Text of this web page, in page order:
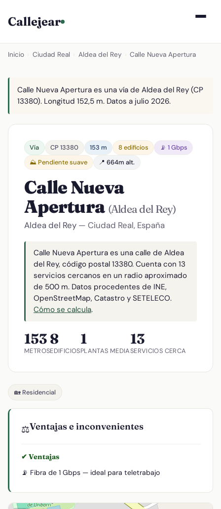
Callejear
Inicio Ciudad Real Aldea del Rey Calle Nueva Apertura
Calle Nueva Apertura es una vía de Aldea del Rey (CP
13380). Longitud 152,5 m. Datos a julio 2026.
Vía CP 13380 153 m 8 edificios
📡 1 Gbps
⛰️ Pendiente suave
📍 664m alt.
Calle Nueva
Apertura (Aldea del Rey)
Aldea del Rey — Ciudad Real, España
Calle Nueva Apertura es una calle de Aldea
del Rey, código postal 13380. Cuenta con 13
servicios cercanos en un radio aproximado
de 500 m. Datos procedentes de INE,
OpenStreetMap, Catastro y SETELECO.
Cómo se calcula.
153
METROS
8
EDIFICIOS
1
PLANTAS MEDIA
13
SERVICIOS CERCA
🏡 Residencial
⚖️Ventajas e inconvenientes
✔ Ventajas
📡 Fibra de 1 Gbps — ideal para teletrabajo